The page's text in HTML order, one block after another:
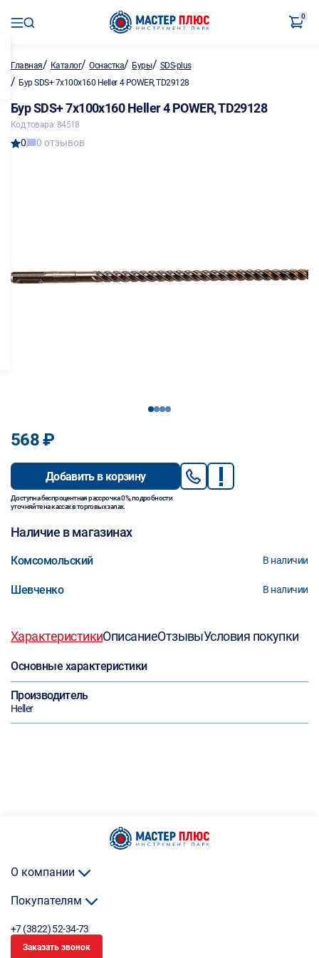
0
Главная/ Каталог/Оснастка/ Буры/ SDS-plus
/ Бур SDS+ 7х100х160 Heller 4 POWER, TD29128
Бур SDS+ 7х100х160 Heller 4 POWER, TD29128
Код товара: 84518
0 0 отзывов
1234
568 ₽
Добавить в корзину
Доступна беспроцентная рассрочка 0%, подробности
уточняйте на кассах в торговых залах.
Наличие в магазинах
Комсомольский В наличии
Шевченко В наличии
ХарактеристикиОписаниеОтзывыУсловия покупки
Основные характеристики
Производитель
Heller
О компании
Покупателям
+7 (3822) 52-34-73
Заказать звонок